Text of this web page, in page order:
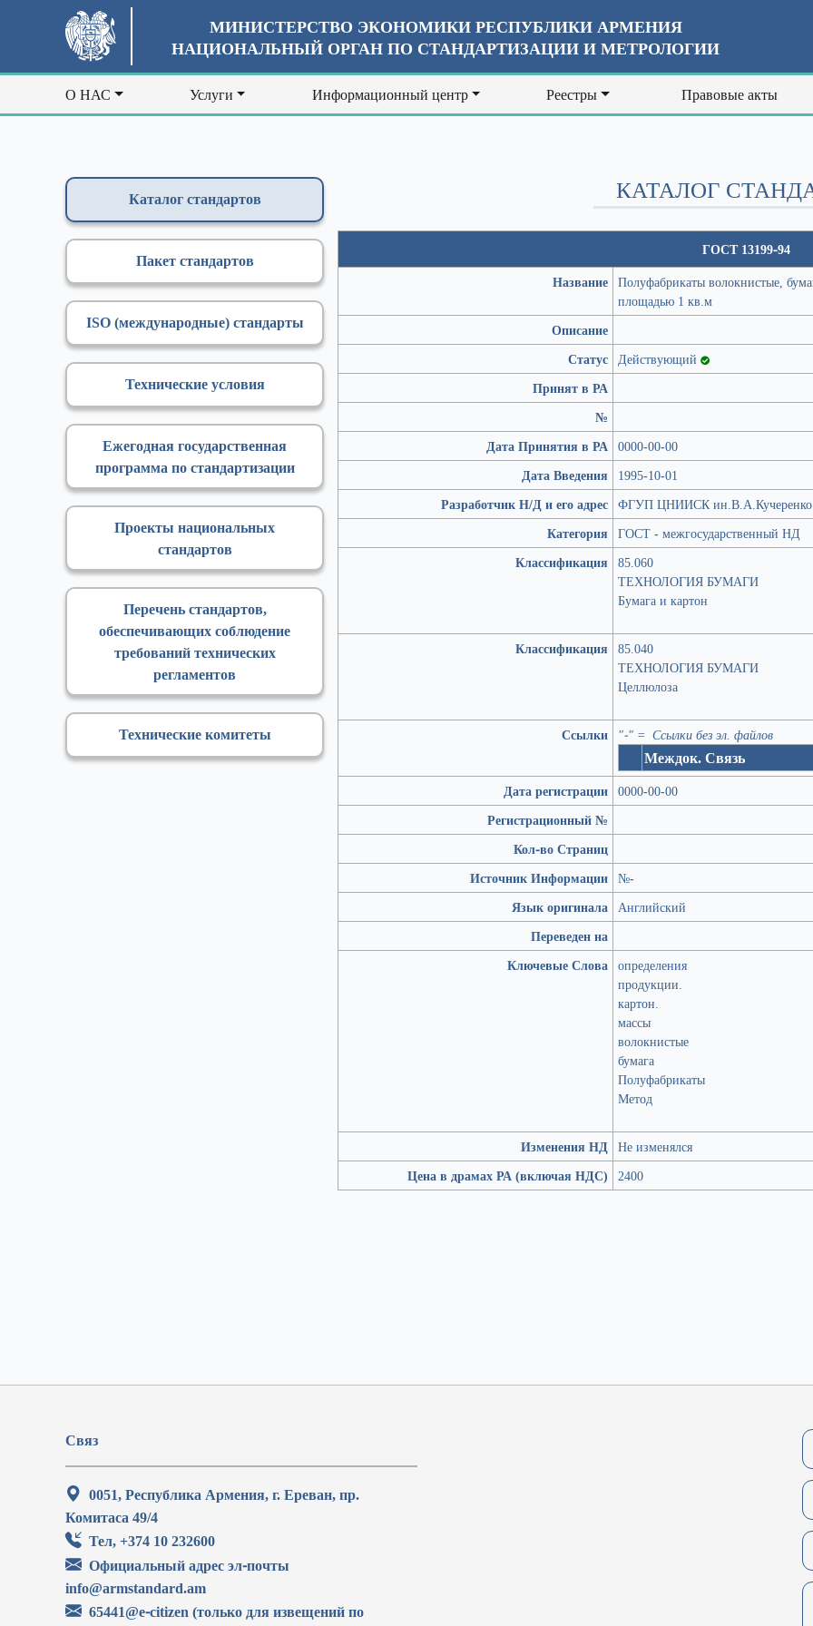
МИНИСТЕРСТВО ЭКОНОМИКИ РЕСПУБЛИКИ АРМЕНИЯ
НАЦИОНАЛЬНЫЙ ОРГАН ПО СТАНДАРТИЗАЦИИ И МЕТРОЛОГИИ
О НАС Услуги Информационный центр Реестры Правовые акты
Каталог стандартов
Пакет стандартов
ISO (международные) стандарты
Технические условия
Ежегодная государственная
программа по стандартизации
Проекты национальных
стандартов
Перечень стандартов,
обеспечивающих соблюдение
требований технических
регламентов
Технические комитеты
КАТАЛОГ
ГОСТ 13199-94
Название Полуфабрикаты волокнистые,
площадью 1 кв.м
Описание
Статус Действующий
Принят в РА
№
Дата Принятия в РА 0000-00-00
Дата Введения
1995-10-01
Разработчик Н/Д и его адрес ФГУП ЦНИИСК
Категория
ГОСТ - межгосударственный НД
Классификация
85.060
ТЕХНОЛОГИЯ БУМАГИ
Бумага и картон
Классификация
85.040
ТЕХНОЛОГИЯ БУМАГИ
Целлюлоза
Ссылки "-" = Ссылки без эл. файлов
Междок. Связь
Дата регистрации 0000-00-00
Регистрационный №
Кол-во Страниц
Источник Информации №-
Язык оригинала Английский
Переведен на
Ключевые Слова определения
продукции.
картон.
массы
волокнистые
бумага
Полуфабрикаты
Метод
Изменения НД Не изменялся
Цена в драмах РА (включая НДС)
2400
Связ
0051, Республика Армения, г. Ереван, пр.
Комитаса 49/4
Тел, +374 10 232600
Официальный адрес эл-почты
info@armstandard.am
65441@e-citizen (только для извещений по